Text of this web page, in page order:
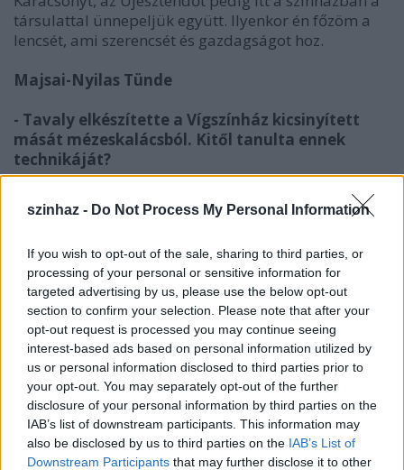
szinhaz - Do Not Process My Personal Information
If you wish to opt-out of the sale, sharing to third parties, or
processing of your personal or sensitive information for
targeted advertising by us, please use the below opt-out
section to confirm your selection. Please note that after your
opt-out request is processed you may continue seeing
interest-based ads based on personal information utilized by
us or personal information disclosed to third parties prior to
your opt-out. You may separately opt-out of the further
disclosure of your personal information by third parties on the
IAB’s list of downstream participants. This information may
also be disclosed by us to third parties on the IAB’s List of
Downstream Participants that may further disclose it to other
társulattal ünnepeljük együtt. Ilyenkor én főzöm a
lencsét, ami szerencsét és gazdagságot hoz.
Majsai-Nyilas Tünde
- Tavaly elkészítette a Vígszínház kicsinyített
mását mézeskalácsból. Kitől tanulta ennek
technikáját?
- Néhány éve van jelen az életemben az a szokás,
hogy Karácsonyra mézeskalácsot készítek. Saját
gyerekekkel közösen zajlik. Ez egy nagyon kellemes
ünnepi program, a végeredmény pedig szép is,
finom is. Először egy templomot készítettem el
asztali dísznek, és abból jött az ötlet, hátha a
Vígszínházat is meg tudnám formázni. Többnapi
munkám volt benne, a kupola például különösen
nagy kreativitást igényelt, mert ki kellett találnom,
hogyan alkossam meg a megfelelő formát úgy, hogy
az ne legyen tömör. Végül egy almára dolgoztam rá
a tésztát, a végén pedig a részeket csokoládéval
ragasztottam össze.